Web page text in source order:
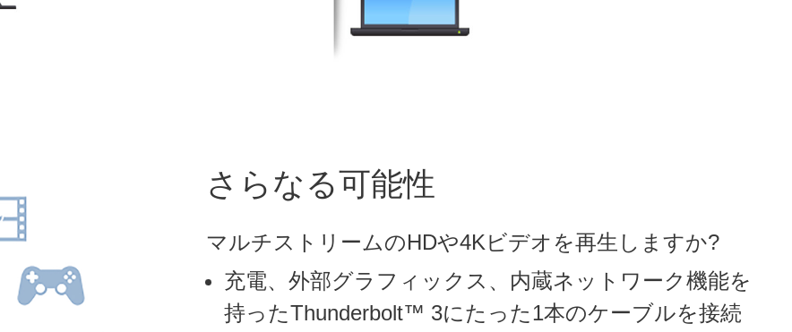
さらなる可能性
マルチストリームのHDや4Kビデオを再生しますか?
充電、外部グラフィックス、内蔵ネットワーク機能を
持ったThunderbolt™ 3にたった1本のケーブルを接続